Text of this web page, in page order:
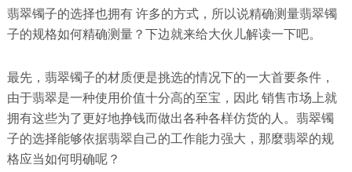
翡翠镯子的选择也拥有 许多的方式，所以说精确测量翡翠镯
子的规格如何精确测量？下边就来给大伙儿解读一下吧。
最先，翡翠镯子的材质便是挑选的情况下的一大首要条件，
由于翡翠是一种使用价值十分高的至宝，因此 销售市场上就
拥有这些为了更好地挣钱而做出各种各样仿货的人。翡翠镯
子的选择能够依据翡翠自己的工作能力强大，那麼翡翠的规
格应当如何明确呢？